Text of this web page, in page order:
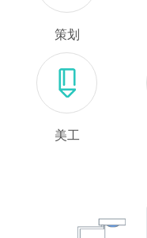
策划
美工